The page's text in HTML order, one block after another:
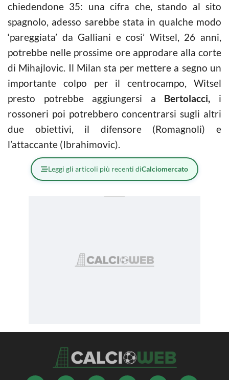
chiedendone 35: una cifra che, stando al sito
spagnolo, adesso sarebbe stata in qualche modo
‘pareggiata’ da Galliani e cosi’ Witsel, 26 anni,
potrebbe nelle prossime ore approdare alla corte
di Mihajlovic. Il Milan sta per mettere a segno un
importante colpo per il centrocampo, Witsel
presto potrebbe aggiungersi a Bertolacci, i
rossoneri poi potrebbero concentrarsi sugli altri
due obiettivi, il difensore (Romagnoli) e
l’attaccante (Ibrahimovic).
Leggi gli articoli più recenti diCalciomercato